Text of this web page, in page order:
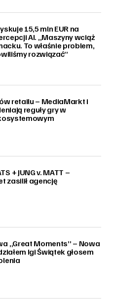
15,5 mln EUR na
AI. „Maszyny wciąż
To właśnie problem,
rozwiązać”
retailu – MediaMarkt i
reguły gry w
+ JUNG v. MATT –
zasilił agencję
„Great Moments” – Nowa
Igi Świątek głosem